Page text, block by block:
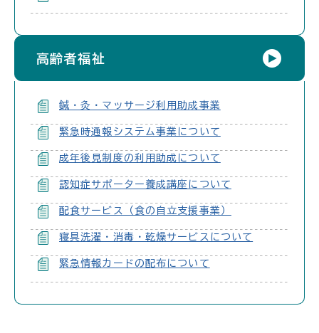
高齢者福祉
鍼・灸・マッサージ利用助成事業
緊急時通報システム事業について
成年後見制度の利用助成について
認知症サポーター養成講座について
配食サービス（食の自立支援事業）
寝具洗濯・消毒・乾燥サービスについて
緊急情報カードの配布について